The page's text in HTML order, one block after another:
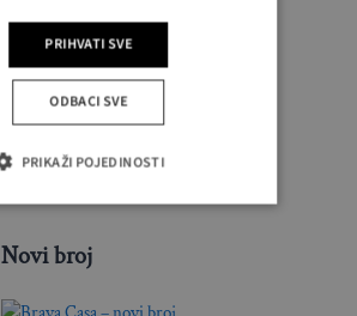
PRATITE NAS
Novi broj
PRIHVATI SVE
ODBACI SVE
PRIKAŽI POJEDINOSTI